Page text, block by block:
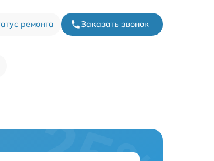
ремонта Заказать звонок